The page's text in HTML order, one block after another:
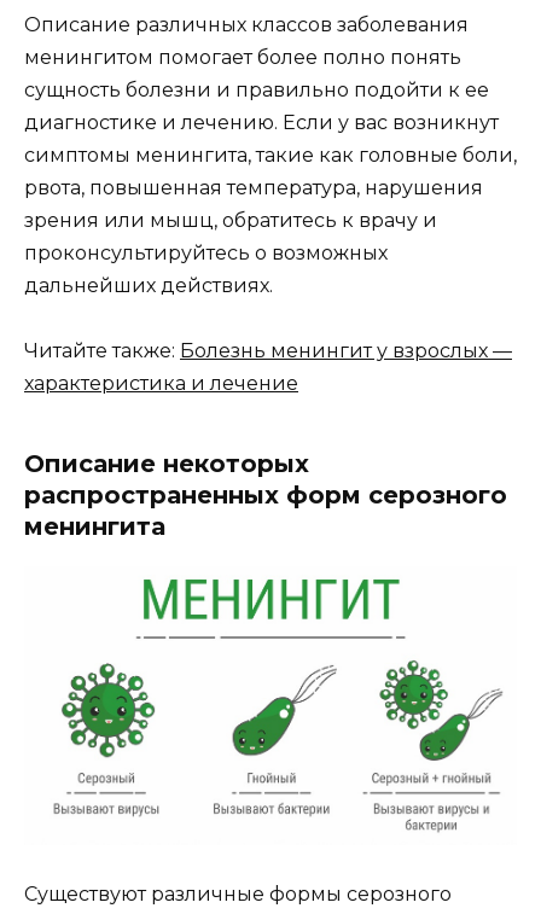
Описание различных классов заболевания
менингитом помогает более полно понять
сущность болезни и правильно подойти к ее
диагностике и лечению. Если у вас возникнут
симптомы менингита, такие как головные боли,
рвота, повышенная температура, нарушения
зрения или мышц, обратитесь к врачу и
проконсультируйтесь о возможных
дальнейших действиях.
Читайте также: Болезнь менингит у взрослых —
характеристика и лечение
Описание некоторых
распространенных форм серозного
менингита
Существуют различные формы серозного